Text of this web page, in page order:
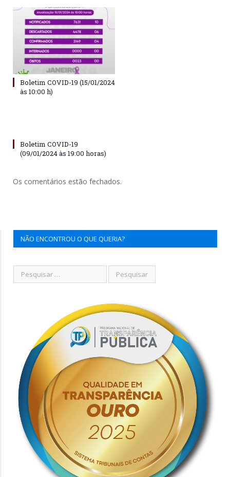
Boletim COVID-19 (15/01/2024
às 10:00 h)
Boletim COVID-19
(09/01/2024 às 19:00 horas)
Os comentários estão fechados.
NÃO ENCONTROU O QUE QUERIA?